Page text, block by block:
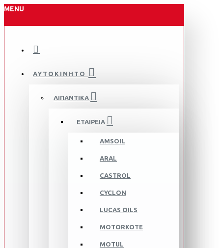
MENU
ΑΥΤΟΚΙΝΗΤΟ
ΛΙΠΑΝΤΙΚΑ
ΕΤΑΙΡΕΙΑ
AMSOIL
ARAL
CASTROL
CYCLON
LUCAS OILS
MOTORKOTE
MOTUL